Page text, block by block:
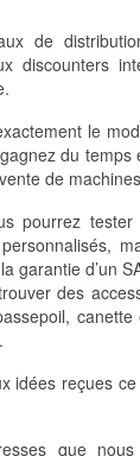
de
discounters
le
du
de
pourrez
garantie d’un
des
idées reçues
que